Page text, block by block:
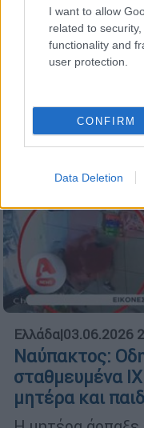
I want to allow
related to
functionality and
user protection.
CONFIRM
Data Deletion
«Μαζεύτηκαν
άτομα και
Ελλάδα|03.06.2026
Ναύπακτος:
σταθμευμένα
μητέρα και